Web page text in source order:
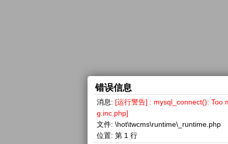
错误信息
消息: [运行警告] : mysql_connect(): Too
g.inc.php]
文件: \hot\twcms\runtime\_runtime.php
位置: 第 1 行